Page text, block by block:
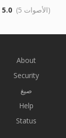
5.0 (5 الأصوات)
About
Security
صيغ
Help
Status